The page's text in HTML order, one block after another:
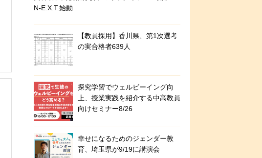
N-E.X.T.始動
【教員採用】香川県、第1次選考
の実合格者639人
探究学習でウェルビーイング向
上、授業実践を紹介する中高教員
向けセミナー8/26
幸せになるためのジェンダー教
育、埼玉県が9/19に講演会